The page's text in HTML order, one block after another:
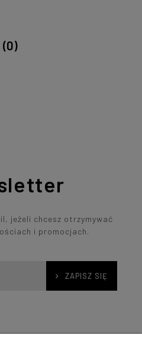
(0)
jeżeli chcesz otrzymywać
i promocjach.
ZAPISZ SIĘ